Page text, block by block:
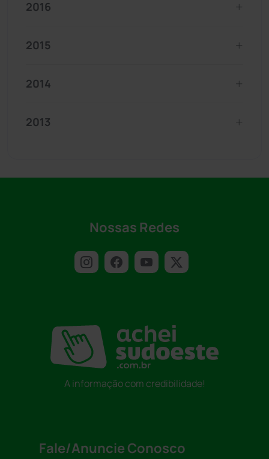
2016
2015
2014
2013
Nossas Redes
A informação com credibilidade!
Fale/Anuncie Conosco